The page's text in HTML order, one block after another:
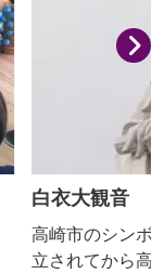
白衣大観音
高崎市のシンボ
立されてから高